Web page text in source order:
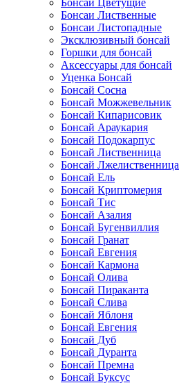
Бонсаи Цветущие
Бонсаи Лиственные
Бонсаи Листопадные
Эксклюзивный бонсай
Горшки для бонсай
Аксессуары для бонсай
Уценка Бонсай
Бонсай Сосна
Бонсай Можжевельник
Бонсай Кипарисовик
Бонсай Араукария
Бонсай Подокарпус
Бонсай Лиственница
Бонсай Лжелиственница
Бонсай Ель
Бонсай Криптомерия
Бонсай Тис
Бонсай Азалия
Бонсай Бугенвиллия
Бонсай Гранат
Бонсай Евгения
Бонсай Кармона
Бонсай Олива
Бонсай Пираканта
Бонсай Слива
Бонсай Яблоня
Бонсай Евгения
Бонсай Дуб
Бонсай Дуранта
Бонсай Премна
Бонсай Буксус